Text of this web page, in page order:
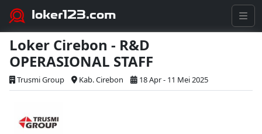
loker123.com
Loker Cirebon - R&D
OPERASIONAL STAFF
Trusmi Group Kab. Cirebon 18 Apr - 11 Mei 2025